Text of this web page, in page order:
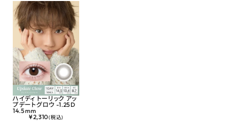
ハイディ トーリック アッ
プデートグロウ -1.25D
14.5mm
¥2,310(税込)